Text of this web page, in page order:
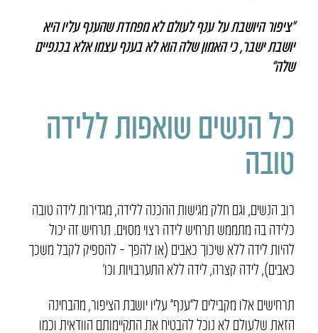
“ציפור היושבת על ענף לעולם לא מפחדת שהענף עליו היא
יושבת ישבר,כי האמון שלה הוא לא בענף עצמו אלא בכנפיים
שלה”
כל הנשים שואפות ללידה
טובה
רוב הנשים, וגם חלק מגישות ההכנה ללידה, מגדירות לידה טובה
כלידה בה מתממש תרחיש לידה רצוי מסוים. תרחיש זה יכול
להיות לידה ללא שיכוך כאבים (או להפך – להספיק לקבל משכך
כאבים), לידה קצרה, לידה ללא התערבויות וכו’
תרחישים אלו מקבילים ל”ענף” עליו יושבת הציפור, מהבחינה
הזאת שלעולם לא נוכל להבטיח את התקיימותם הוודאית וכמו